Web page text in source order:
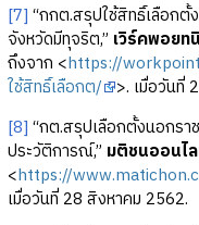
[7] “กกต.สรุปใช้สิทธิ์เลือก
จังหวัดมีทุจริต,” เวิร์คพอยท
ถึงจาก <https://
ใช้สิทธิ์เลือกต/ >. เมื่อวันที่
[8] “กต.สรุปเลือกตั้งนอกร
ประวัติการณ์,” มติชนออนไ
<https://
เมื่อวันที่ 28 สิงหาคม 2562.